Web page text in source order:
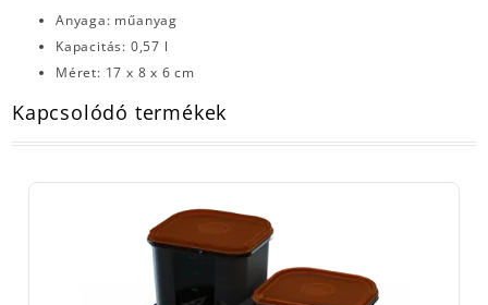
Anyaga: műanyag
Kapacitás: 0,57 l
Méret: 17 x 8 x 6 cm
Kapcsolódó termékek